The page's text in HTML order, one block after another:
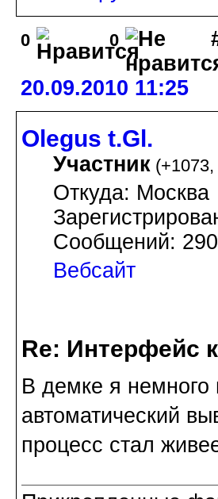
0 0
20.09.2010 11:25
Olegus t.Gl.
Участник (+1073,
Откуда: Москва
Сообщений:
Вебсайт
Re: Интерфейс
В демке я немного
автоматический
процесс стал